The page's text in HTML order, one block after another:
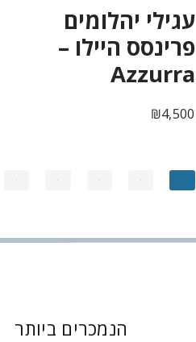
עגילי יהלומים
פרינסס היילו –
Azzurra
₪4,500
הנמכרים ביותר